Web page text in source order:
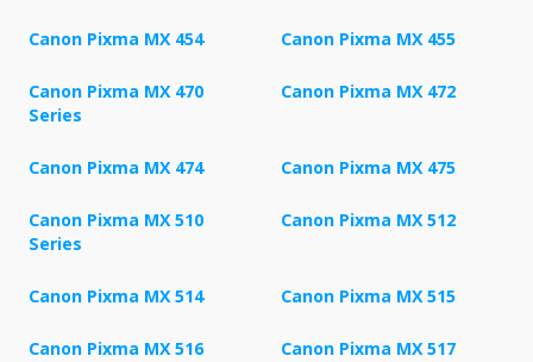
Canon Pixma MX 454 Canon Pixma MX 455
Canon Pixma MX 470
Series
Canon Pixma MX 472
Canon Pixma MX 474 Canon Pixma MX 475
Canon Pixma MX 510
Series
Canon Pixma MX 512
Canon Pixma MX 514 Canon Pixma MX 515
Canon Pixma MX 516 Canon Pixma MX 517